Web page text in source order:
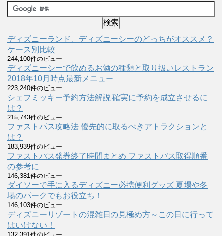
ディズニーランド、ディズニーシーのどっちがオススメ？
ケース別比較
244,100件のビュー
ディズニーシーで飲めるお酒の種類と取り扱いレストラン
2018年10月時点最新メニュー
223,240件のビュー
シェフミッキー予約方法解説 確実に予約を成立させるに
は？
215,743件のビュー
ファストパス攻略法 優先的に取るべきアトラクションと
は？
183,939件のビュー
ファストパス発券終了時間まとめ ファストパス取得順番
の参考に
146,381件のビュー
ダイソーで手に入るディズニー必携便利グッズ 夏場や冬
場のパークでもお役立ち！
146,103件のビュー
ディズニーリゾートの混雑日の見極め方～この日に行って
はいけない！
132,391件のビュー